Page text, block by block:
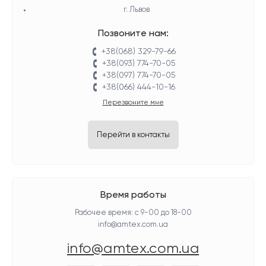
г. Львов
Позвоните нам:
+38(068) 329-79-66
+38(093) 774-70-05
+38(097) 774-70-05
+38(066) 444-10-16
Перезвоните мне
Перейти в контакты
Время работы
Рабочее время: с 9-00 до 18-00
info@amtex.com.ua
info@amtex.com.ua